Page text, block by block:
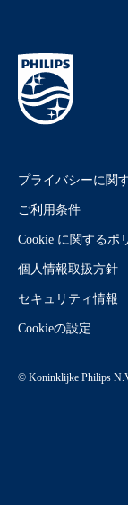
プライバシーに関
ご利用条件
Cookie に関するポ
個人情報取扱方針
セキュリティ情報
Cookieの設定
© Koninklijke Philips